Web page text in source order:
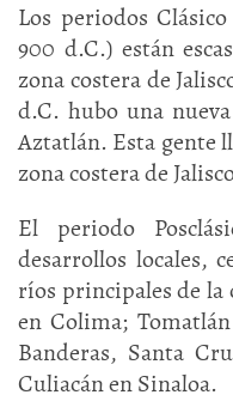
Los periodos
900 d.C.) están
zona costera de
d.C. hubo una
Aztatlán. Esta gente
zona costera de
El periodo
desarrollos locales,
ríos principales de la
en Colima;
Banderas, Santa
Culiacán en Sinaloa.